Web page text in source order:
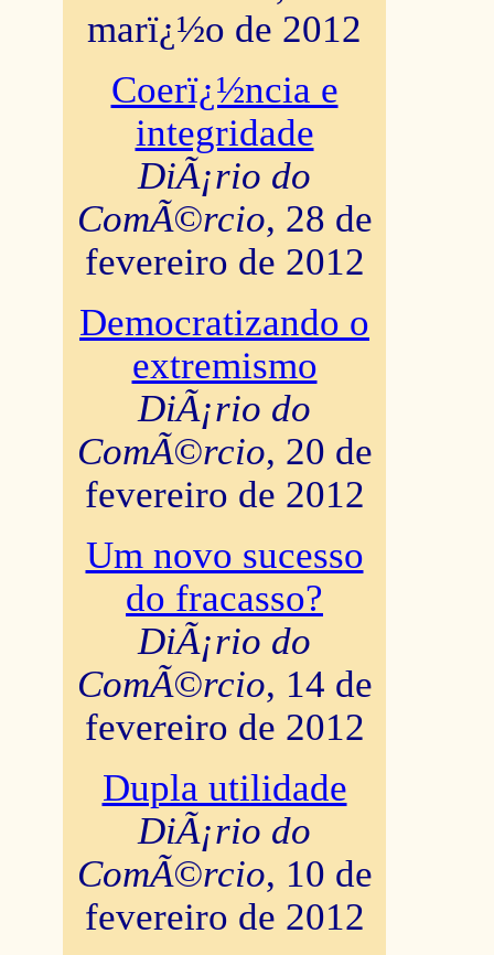
marï¿½o de 2012
Coerï¿½ncia e
integridade
DiÃ¡rio do
ComÃ©rcio, 28 de
fevereiro de 2012
Democratizando o
extremismo
DiÃ¡rio do
ComÃ©rcio, 20 de
fevereiro de 2012
Um novo sucesso
do fracasso?
DiÃ¡rio do
ComÃ©rcio, 14 de
fevereiro de 2012
Dupla utilidade
DiÃ¡rio do
ComÃ©rcio, 10 de
fevereiro de 2012